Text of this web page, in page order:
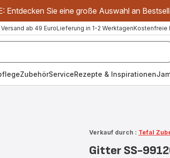
Entdecken Sie eine große Auswahl an
Versand ab 49 EuroLieferung in 1-2 WerktagenKostenfreie
ZubehörServiceRezepte & Inspirationen
Verkauf durch : Tefal
Gitter SS-